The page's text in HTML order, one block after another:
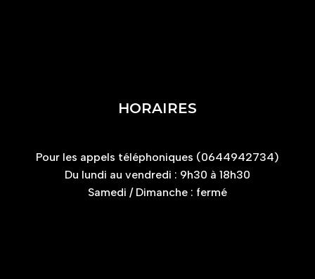
HORAIRES
Pour les appels téléphoniques (0644942734)
Du lundi au vendredi : 9h30 à 18h30
Samedi / Dimanche : fermé